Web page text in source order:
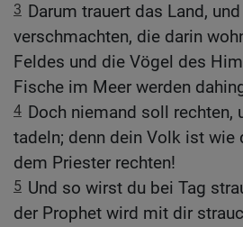
3 Darum trauert das Land,
verschmachten, die darin
Feldes und die Vögel des
Fische im Meer werden
4 Doch niemand soll rechten,
tadeln; denn dein Volk ist wie
dem Priester rechten!
5 Und so wirst du bei Tag
der Prophet wird mit dir